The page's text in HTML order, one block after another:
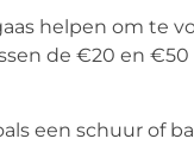
helpen om te
de €20 en €50
een schuur of